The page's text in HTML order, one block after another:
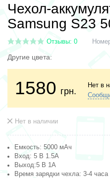
Чехол-
Samsung S23
Отзывы: 0
Другие цвета:
1580 грн.
Нет в
Нет в наличии
Емкость: 5000 мАч
Вход: 5 В 1.5A
Выход:5 В 1A
Время зарядки чехла: 3-4 часа